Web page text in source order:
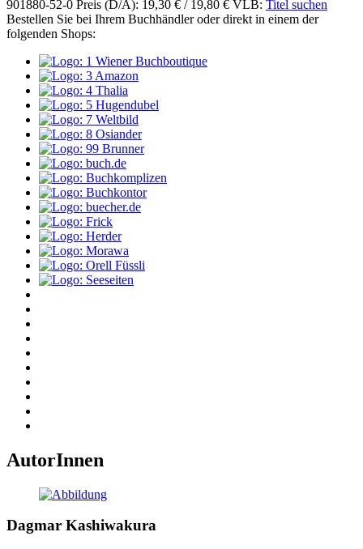
901880-52-0 Preis (D/A): 19,30 € / 19,80 € VLB: Titel suchen
Bestellen Sie bei Ihrem Buchhändler oder direkt in einem der
folgenden Shops:
AutorInnen
Dagmar Kashiwakura